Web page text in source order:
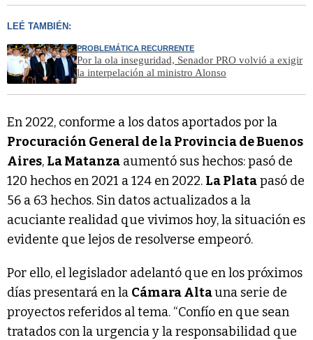
LEÉ TAMBIÉN:
PROBLEMÁTICA RECURRENTE
Por la ola inseguridad, Senador PRO volvió a exigir
la interpelación al ministro Alonso
En 2022, conforme a los datos aportados por la
Procuración General de la Provincia de Buenos
Aires, La Matanza aumentó sus hechos: pasó de
120 hechos en 2021 a 124 en 2022. La Platapasó de
56 a 63 hechos. Sin datos actualizados a la
acuciante realidad que vivimos hoy, la situación es
evidente que lejos de resolverse empeoró.
Por ello, el legislador adelantó que en los próximos
días presentará en la Cámara Altauna serie de
proyectos referidos al tema. “Confío en que sean
tratados con la urgencia y la responsabilidad que